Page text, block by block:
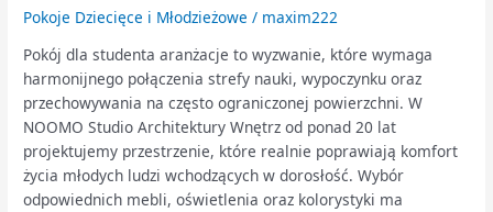
Pokoje Dziecięce i Młodzieżowe / maxim222
Pokój dla studenta aranżacje to wyzwanie, które wymaga
harmonijnego połączenia strefy nauki, wypoczynku oraz
przechowywania na często ograniczonej powierzchni. W
NOOMO Studio Architektury Wnętrz od ponad 20 lat
projektujemy przestrzenie, które realnie poprawiają komfort
życia młodych ludzi wchodzących w dorosłość. Wybór
odpowiednich mebli, oświetlenia oraz kolorystyki ma